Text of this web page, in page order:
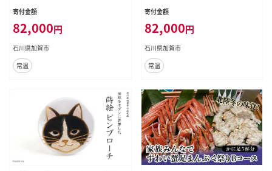
アクセサリー ギフト 伝統工芸 工芸
登半島地震復興支援 北陸新幹線 F6
P-1561
寄付金額
82,000円
石川県加賀市
常温
ハンドメイド ピンブローチ アクセサ
本製 復興 震災 コロナ 能登半島地
震復興支援 北陸新幹線 F6P-1559
寄付金額
82,000円
石川県加賀市
常温